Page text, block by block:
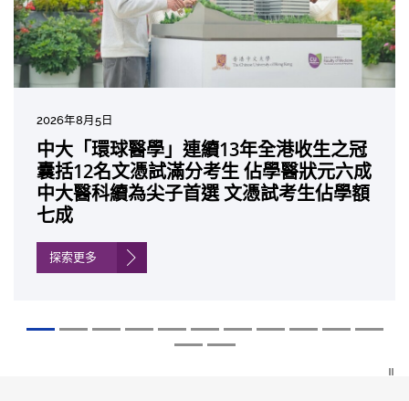
2026年8月5日
中大「環球醫學」連續13年全港收生之冠
囊括12名文憑試滿分考生 佔學醫狀元六成
中大醫科續為尖子首選 文憑試考生佔學額
七成
探索更多
2026年7月10日
中大研發「AI-OCT」系統助測糖尿黃斑水
腫 假陽性轉介個案銳減六成 縮短患者輪
候診症時間
2026年7月10日
中大黃秀娟教授獲頒中國工程界最高榮譽
「光華工程科技獎」 成為今屆醫藥衞生領
域唯一香港學者
2026年7月7日
中大新設「香港中文大學鳳凰獎學金」嘉
許公開試狀元 鼓勵學醫狀元走出課堂放眼
世界 裝備21世紀妙手仁醫
2026年6月29日
中大全新一站式PGT-Plus方案 精準辨識
傳統檢測中複雜基因異常「盲點」 降低人
工受孕流產及異常妊娠風險
2026年6月22日
中大發現青光眼治療新靶點 小鼠實驗證實
可恢復七成視力 有助開創嶄新神經保護療
法
2026年6月17日
中大成功拆解肝癌免疫治療耐藥性機制 揭
一種免疫細胞具「除廢餵食」新功能助癌
細胞耐藥性
2026年6月10日
中大與多名全球專家共同牽頭跨國肺癌研
究 逾半晚期ALK陽性肺癌病人七年無惡化
因特定基因異常而引起的肺癌有望變成
「慢性病」 患者可與病共存
探索更多
2026年6月5日
中大教授陳重娥獲頒「清野裕傑出領袖
獎」 成為本港首名學者榮膺亞洲糖尿病教
研最高榮譽
2026年6月2日
中大匯聚逾200位區域專家 探討私人醫療
保險如何推動全民健康覆蓋
探索更多
2026年5月19日
中大張源津醫生成首位亞洲研究員 榮獲國
際泌尿科權威獎項John K. Lattimer 講座
獎
2026年5月14日
中大取得「從實驗室到臨床應用」研究突
破 初步證實GLP-1藥物可改善嚴重中風康
復情況